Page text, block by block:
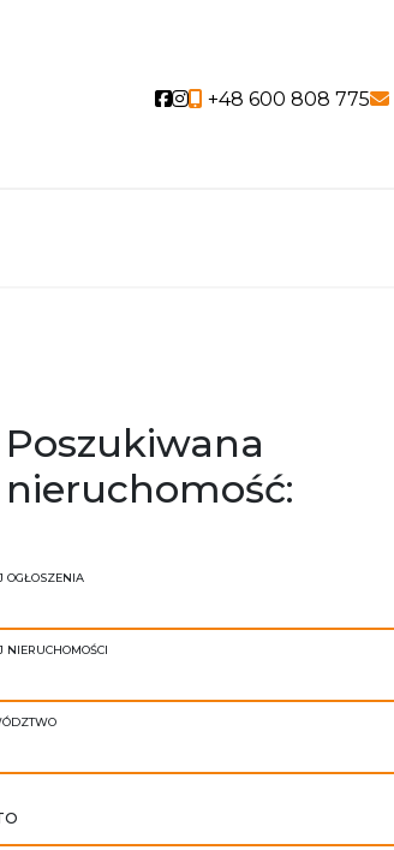
Social link
Social link
+48 600 808 775
Poszukiwana
nieruchomość:
OGŁOSZENIA
NIERUCHOMOŚCI